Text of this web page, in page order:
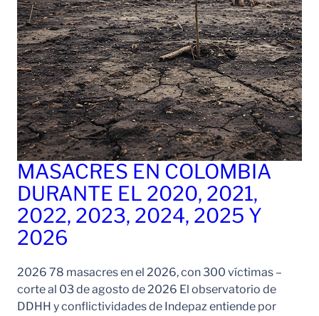
MASACRES EN COLOMBIA
DURANTE EL 2020, 2021,
2022, 2023, 2024, 2025 Y
2026
2026 78 masacres en el 2026, con 300 víctimas –
corte al 03 de agosto de 2026 El observatorio de
DDHH y conflictividades de Indepaz entiende por